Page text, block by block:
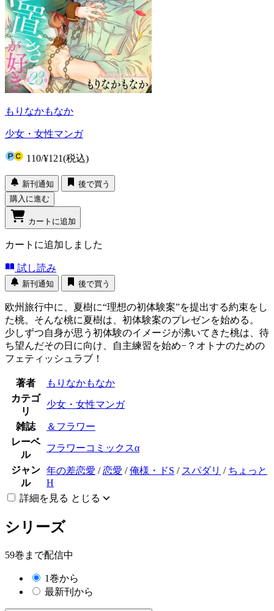
もりなかもなか
少女・女性マンガ
110/¥121(税込)
新刊通知
後で買う
購入に進む
カートに追加
カートに追加しました
試し読み
新刊通知 後で買う
欧州旅行中に、夏樹に“理想の初体験案”を提出する約束をし
た桃。そんな桃に夏樹は、初体験案のプレゼンを始める。
少しずつ自身が思う初体験のイメージが沸いてきた桃は、待
ち望んだその日に向け、自主練習を始め−？オトナのための
フェティッシュラブ！
著者
もりなかもなか
カテゴ
リ
少女・女性マンガ
雑誌
＆フラワー
レーベ
ル
フラワーコミックスα
ジャン
ル
年の差恋愛 /恋愛 /俺様・ドS / スパダリ / ちょっと
H
詳細を見る とじる
シリーズ
59巻まで配信中
1巻から
最新刊から